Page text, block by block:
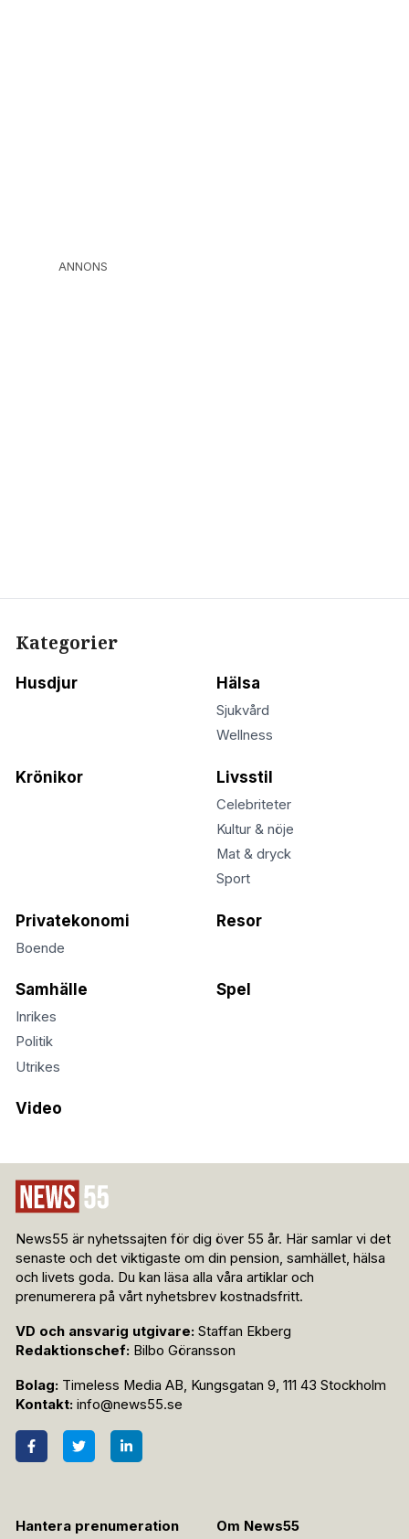
ANNONS
Kategorier
Husdjur Hälsa
Sjukvård
Wellness
Krönikor Livsstil
Celebriteter
Kultur & nöje
Mat & dryck
Sport
Privatekonomi
Boende
Resor
Samhälle
Inrikes
Politik
Utrikes
Spel
Video
News55 är nyhetssajten för dig över 55 år. Här samlar vi det
senaste och det viktigaste om din pension, samhället, hälsa
och livets goda. Du kan läsa alla våra artiklar och
prenumerera på vårt nyhetsbrev kostnadsfritt.
VD och ansvarig utgivare: Staffan Ekberg
Redaktionschef: Bilbo Göransson
Bolag: Timeless Media AB, Kungsgatan 9, 111 43 Stockholm
Kontakt: info@news55.se
Hantera prenumeration
Om News55